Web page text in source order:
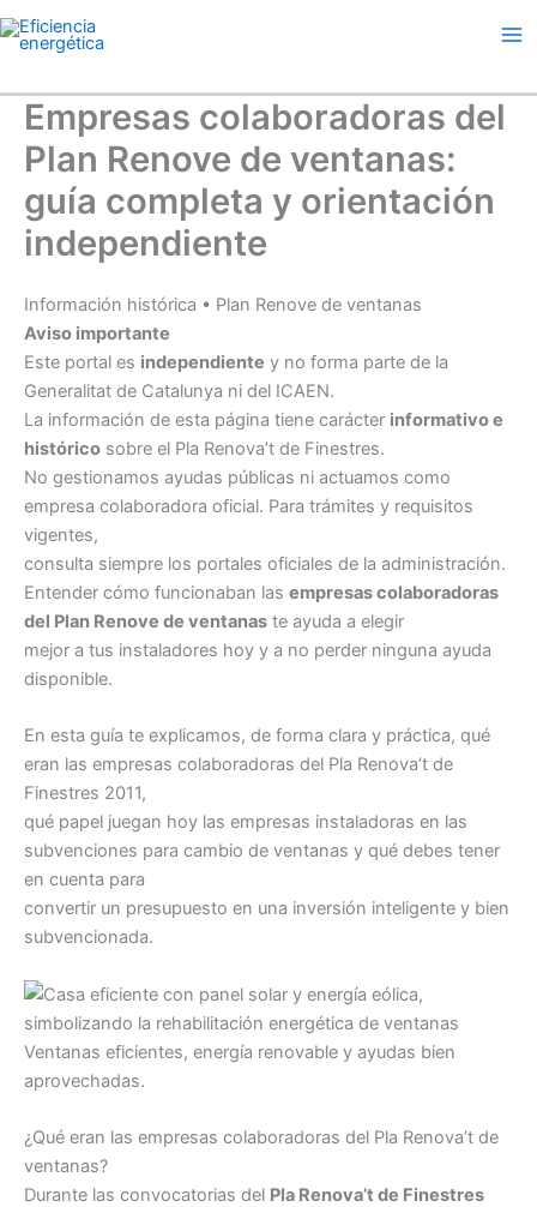
Ir
al
Empresas colaboradoras del
Plan Renove de ventanas:
guía completa y orientación
independiente
Información histórica • Plan Renove de ventanas
Aviso importante
Este portal es independiente y no forma parte de la
Generalitat de Catalunya ni del ICAEN.
La información de esta página tiene carácter informativo e
histórico sobre el Pla Renova’t de Finestres.
No gestionamos ayudas públicas ni actuamos como
empresa colaboradora oficial. Para trámites y requisitos
vigentes,
consulta siempre los portales oficiales de la administración.
Entender cómo funcionaban las empresas colaboradoras
del Plan Renove de ventanas te ayuda a elegir
mejor a tus instaladores hoy y a no perder ninguna ayuda
disponible.
En esta guía te explicamos, de forma clara y práctica, qué
eran las empresas colaboradoras del Pla Renova’t de
Finestres 2011,
qué papel juegan hoy las empresas instaladoras en las
subvenciones para cambio de ventanas y qué debes tener
en cuenta para
convertir un presupuesto en una inversión inteligente y bien
subvencionada.
Ventanas eficientes, energía renovable y ayudas bien
aprovechadas.
¿Qué eran las empresas colaboradoras del Pla Renova’t de
ventanas?
Durante las convocatorias del Pla Renova’t de Finestres